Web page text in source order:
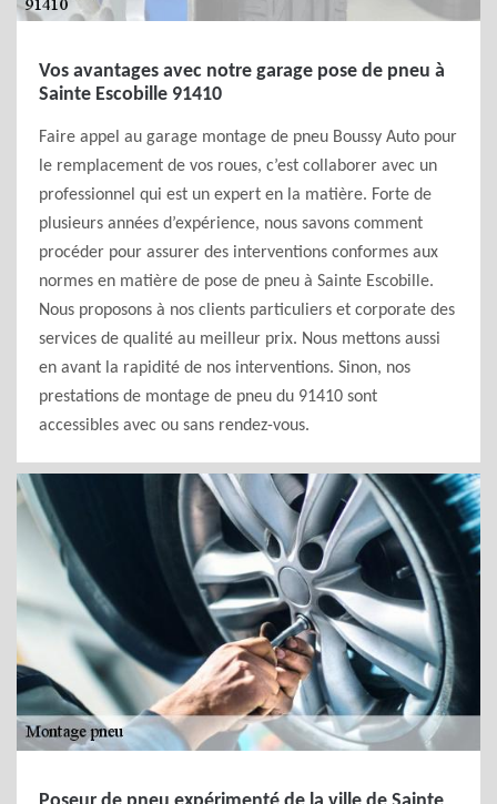
Vos avantages avec notre garage pose de pneu à
Sainte Escobille 91410
Faire appel au garage montage de pneu Boussy Auto pour
le remplacement de vos roues, c’est collaborer avec un
professionnel qui est un expert en la matière. Forte de
plusieurs années d’expérience, nous savons comment
procéder pour assurer des interventions conformes aux
normes en matière de pose de pneu à Sainte Escobille.
Nous proposons à nos clients particuliers et corporate des
services de qualité au meilleur prix. Nous mettons aussi
en avant la rapidité de nos interventions. Sinon, nos
prestations de montage de pneu du 91410 sont
accessibles avec ou sans rendez-vous.